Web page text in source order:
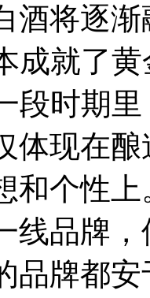
酒将逐
成就了黄
时期里
体现在
和个性
线品牌
品牌都